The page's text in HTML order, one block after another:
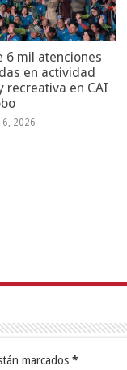
6 mil atenciones
en actividad
recreativa en CAI
2026
marcados *